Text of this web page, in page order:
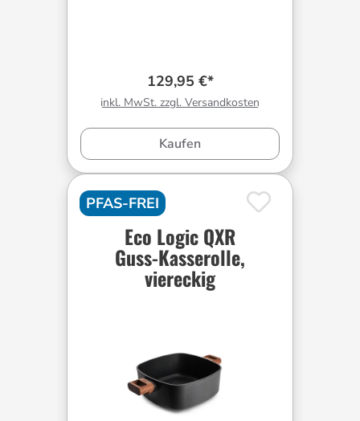
129,95 €*
inkl. MwSt. zzgl. Versandkosten
Kaufen
PFAS-FREI
Eco Logic QXR
Guss-Kasserolle,
viereckig